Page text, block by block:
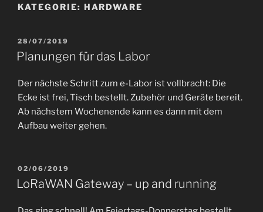
KATEGORIE: HARDWARE
VERÖFFENTLICHT
AM
28/07/2019
Planungen für das Labor
Der nächste Schritt zum e-Labor ist vollbracht: Die
Ecke ist frei, Tisch bestellt. Zubehör und Geräte bereit.
Ab nächstem Wochenende kann es dann mit dem
Aufbau weiter gehen.
VERÖFFENTLICHT
AM
02/06/2019
LoRaWAN Gateway – up and running